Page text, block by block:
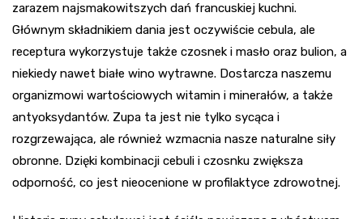
zarazem najsmakowitszych dań francuskiej kuchni.
Głównym składnikiem dania jest oczywiście cebula, ale
receptura wykorzystuje także czosnek i masło oraz bulion, a
niekiedy nawet białe wino wytrawne. Dostarcza naszemu
organizmowi wartościowych witamin i minerałów, a także
antyoksydantów. Zupa ta jest nie tylko sycąca i
rozgrzewająca, ale również wzmacnia nasze naturalne siły
obronne. Dzięki kombinacji cebuli i czosnku zwiększa
odporność, co jest nieocenione w profilaktyce zdrowotnej.